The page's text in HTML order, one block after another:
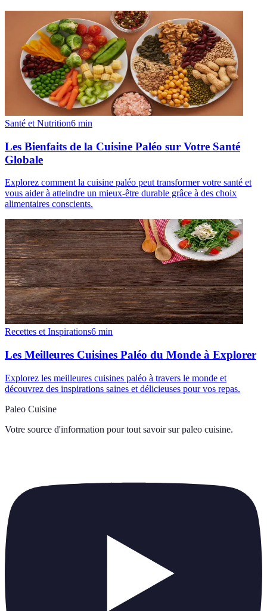
Santé et Nutrition6 min
Les Bienfaits de la Cuisine Paléo sur Votre Santé
Globale
Explorez comment la cuisine paléo peut transformer votre santé et
vous aider à atteindre un mieux-être durable grâce à des choix
alimentaires conscients.
Recettes et Inspirations6 min
Les Meilleures Cuisines Paléo du Monde à Explorer
Explorez les meilleures cuisines paléo à travers le monde et
découvrez des inspirations saines et délicieuses pour vos repas.
Paleo Cuisine
Votre source d'information pour tout savoir sur paleo cuisine.